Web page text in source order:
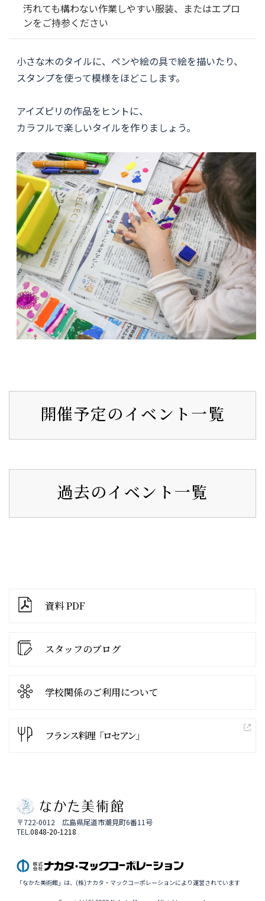
汚れても構わない作業しやすい服装、またはエプロ
ンをご持参ください
小さな木のタイルに、ペンや絵の具で絵を描いたり、
スタンプを使って模様をほどこします。
アイズピリの作品をヒントに、
カラフルで楽しいタイルを作りましょう。
開催予定のイベント一覧
過去のイベント一覧
資料 PDF
スタッフのブログ
学校関係のご利用について
フランス料理「ロセアン」
〒722-0012 広島県尾道市潮見町6番11号
TEL.0848-20-1218
「なかた美術館」は、(株)ナカタ・マックコーポレーションにより運営されています